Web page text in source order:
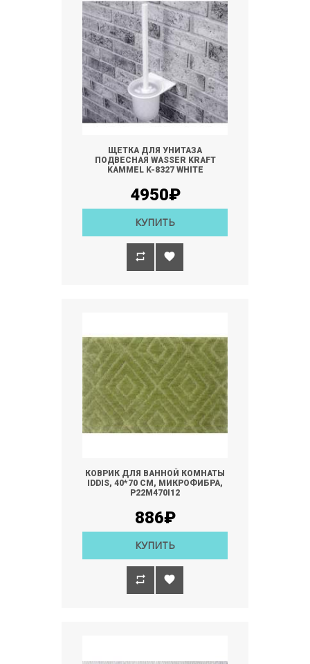
ЩЕТКА ДЛЯ УНИТАЗА
ПОДВЕСНАЯ WASSER KRAFT
KAMMEL K-8327 WHITE
4950₽
КУПИТЬ
КОВРИК ДЛЯ ВАННОЙ КОМНАТЫ
IDDIS, 40*70 СМ, МИКРОФИБРА,
P22M470I12
886₽
КУПИТЬ